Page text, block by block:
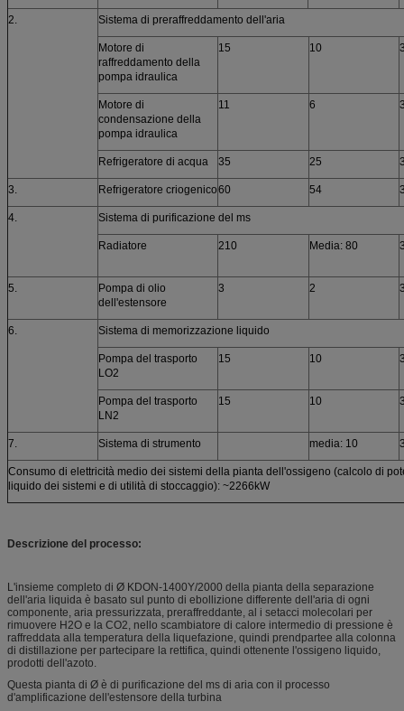
2. Sistema di preraffreddamento dell'aria
Motore di
raffreddamento della
pompa idraulica
15 10
Motore di
condensazione della
pompa idraulica
11 6
Refrigeratore di acqua 35 25
3. Refrigeratore criogenico60 54
4. Sistema di purificazione del ms
Radiatore 210 Media: 80
5.
Pompa di olio
dell'estensore
3 2
6. Sistema di memorizzazione liquido
Pompa del trasporto
LO2
15 10
Pompa del trasporto
LN2
15 10
7. Sistema di strumento media: 10
Consumo di elettricità medio dei sistemi della pianta dell'ossigeno (calcolo di
liquido dei sistemi e di utilità di stoccaggio): ~2266kW
Descrizione del processo:
L'insieme completo di Ø KDON-1400Y/2000 della pianta della separazione
dell'aria liquida è basato sul punto di ebollizione differente dell'aria di ogni
componente, aria pressurizzata, preraffreddante, al i setacci molecolari per
rimuovere H2O e la CO2, nello scambiatore di calore intermedio di pressione è
raffreddata alla temperatura della liquefazione, quindi prendpartee alla colonna
di distillazione per partecipare la rettifica, quindi ottenente l'ossigeno liquido,
prodotti dell'azoto.
Questa pianta di Ø è di purificazione del ms di aria con il processo
d'amplificazione dell'estensore della turbina